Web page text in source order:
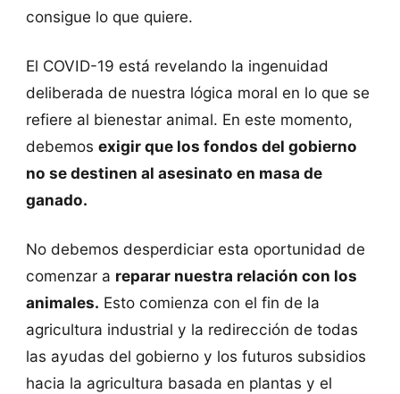
consigue lo que quiere.
El COVID-19 está revelando la ingenuidad
deliberada de nuestra lógica moral en lo que se
refiere al bienestar animal. En este momento,
debemos exigir que los fondos del gobierno
no se destinen al asesinato en masa de
ganado.
No debemos desperdiciar esta oportunidad de
comenzar a reparar nuestra relación con los
animales. Esto comienza con el fin de la
agricultura industrial y la redirección de todas
las ayudas del gobierno y los futuros subsidios
hacia la agricultura basada en plantas y el